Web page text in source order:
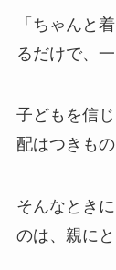
「ちゃんと
るだけで、
子どもを信
配はつきもの
そんなとき
のは、親に